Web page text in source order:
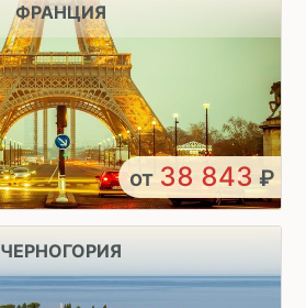
ФРАНЦИЯ
от 38 843 ₽
ЧЕРНОГОРИЯ